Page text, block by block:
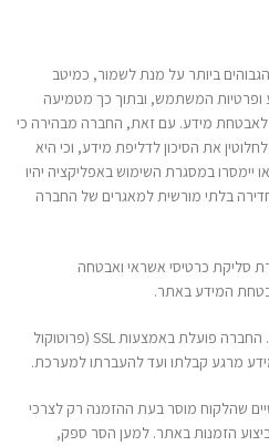
הגבוהים ביותר על מנת לשמור, כמיטב
ופרטיות המשתמש, ובתוך כך מטמיעה
לאבטחת מידע. עם זאת, החברה מבהירה כי
את הסיכון לדליפת מידע, וכי היא
יימסרו במסגרת השימוש באפליקציה יהיו
בלתי מורשית למאגרים של החברה
סליקת כרטיסי אשראי ואבטחה
המידע באתר.
10.3. אתר החברה הינו אתר מאובטח. החברה פועלת באמצעות SSL (פרוטוקול
מרגע קבלתו ועד להעברתו למערכת.
שהלקוח מוסר בעת ההזמנה רק לצרכי
הזמנות באתר. למען הסר ספק,